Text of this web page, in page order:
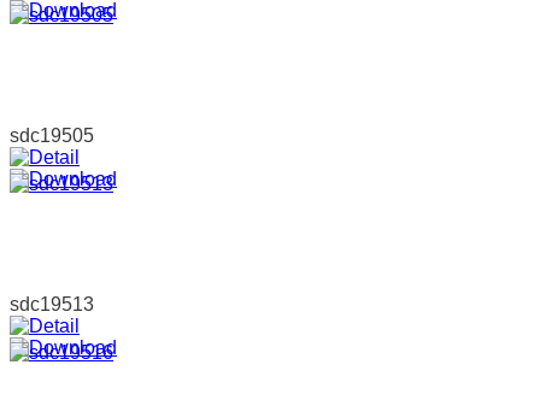
sdc19505
sdc19513